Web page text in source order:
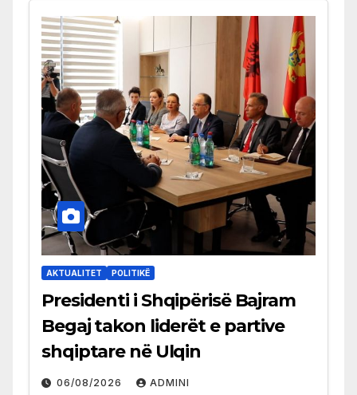
AKTUALITET POLITIKË
Presidenti i Shqipërisë Bajram
Begaj takon liderët e partive
shqiptare në Ulqin
06/08/2026 ADMINI